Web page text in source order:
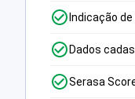
Indicação
Dados
Serasa